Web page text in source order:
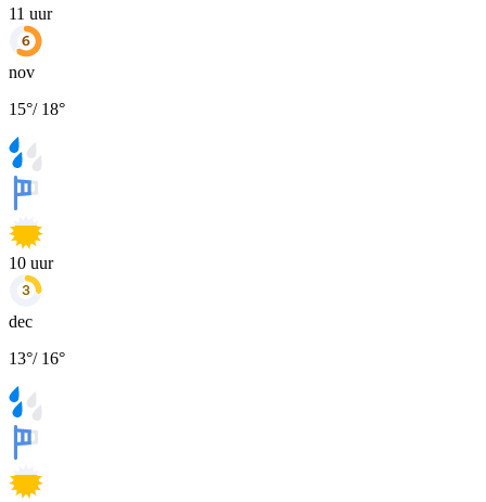
11 uur
nov
15°/ 18°
10 uur
dec
13°/ 16°